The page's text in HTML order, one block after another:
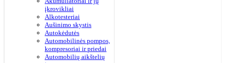
įkrovikliai
Alkotesteriai
Aušinimo skystis
Autokėdutės
Automobilinės pompos,
kompresoriai ir priedai
Automobilių aikštelių